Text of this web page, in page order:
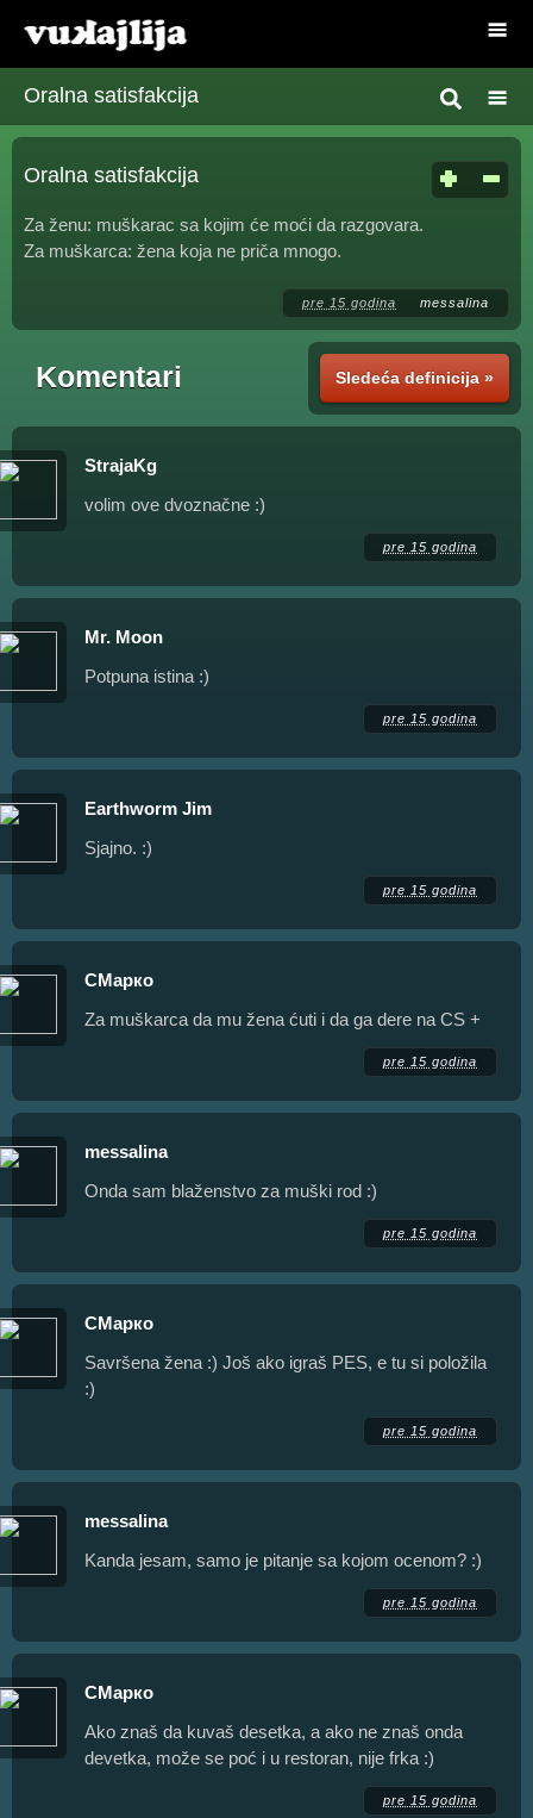
Oralna satisfakcija
Oralna satisfakcija
Za ženu: muškarac sa kojim će moći da razgovara.
Za muškarca: žena koja ne priča mnogo.
pre 15 godina messalina
Sledeća definicija »
Komentari
StrajaKg
volim ove dvoznačne :)
pre 15 godina
Mr. Moon
Potpuna istina :)
pre 15 godina
Earthworm Jim
Sjajno. :)
pre 15 godina
СМарко
Za muškarca da mu žena ćuti i da ga dere na CS +
pre 15 godina
messalina
Onda sam blaženstvo za muški rod :)
pre 15 godina
СМарко
Savršena žena :) Još ako igraš PES, e tu si položila
:)
pre 15 godina
messalina
Kanda jesam, samo je pitanje sa kojom ocenom? :)
pre 15 godina
СМарко
Ako znaš da kuvaš desetka, a ako ne znaš onda
devetka, može se poć i u restoran, nije frka :)
pre 15 godina